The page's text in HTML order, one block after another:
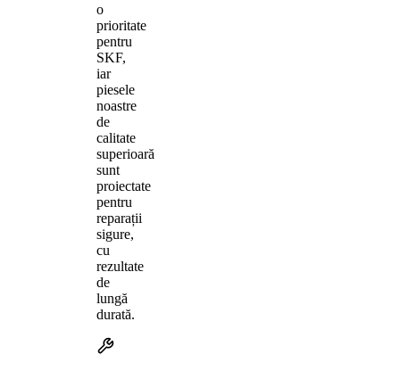
o
prioritate
pentru
SKF,
iar
piesele
noastre
de
calitate
superioară
sunt
proiectate
pentru
reparații
sigure,
cu
rezultate
de
lungă
durată.